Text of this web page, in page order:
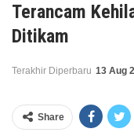
Terancam
Ditikam
Terakhir Diperbaru 13 Aug
Share